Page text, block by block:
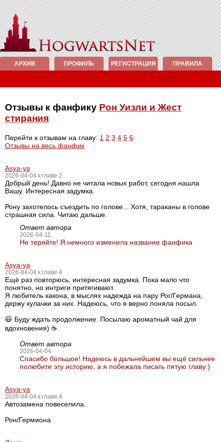
АРХИВ ПРОФИЛЬ РЕГИСТРАЦИЯ ПРАВИЛА
Отзывы к фанфику Рон Уизли и Жест
стирания
Перейти к отзывам на главу: 1 2 3 4 5 6
Отзывы на весь фанфик
Asya-ya
2026-04-04 к главе 2
Добрый день! Давно не читала новых работ, сегодня нашла
Вашу. Интересная задумка.
Рону захотелось съездить по голове... Хотя, тараканы в голове
страшная сила. Читаю дальше.
Ответ автора
2026-04-11
Не теряйте! Я немного изменила название фанфика
Asya-ya
2026-04-04 к главе 4
Ещё раз повторюсь, интересная задумка. Пока мало что
понятно, но интриги притягивают.
Я любитель какона, в мыслях надежда на пару Рог/Германа,
держу кулачки за них. Надеюсь, что я верно поняла посыл.
😃 Буду ждать продолжение. Посылаю ароматный чай для
вдохновения) ☕️
Ответ автора
2026-04-04
Спасибо большое! Надеюсь в дальнейшем вы ещё сильнее
полюбите эту историю, а я побежала писать пятую главу:)
Asya-ya
2026-04-04 к главе 4
Автозамена повеселила.
Рон/Гермиона